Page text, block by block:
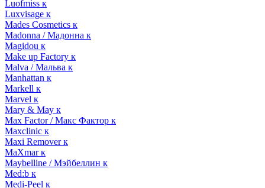
Luofmiss к
Luxvisage к
Mades Cosmetics к
Madonna / Мадонна к
Magidou к
Make up Factory к
Malva / Мальва к
Manhattan к
Markell к
Marvel к
Mary & May к
Max Factor / Макс Фактор к
Maxclinic к
Maxi Remover к
MaXmar к
Maybelline / Мэйбеллин к
Med:b к
Medi-Peel к